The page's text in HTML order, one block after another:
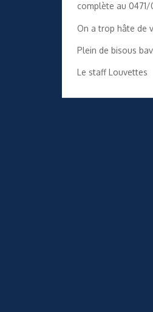
complète au 0471/
On a trop hâte de
Plein de bisous
Le staff Louvettes